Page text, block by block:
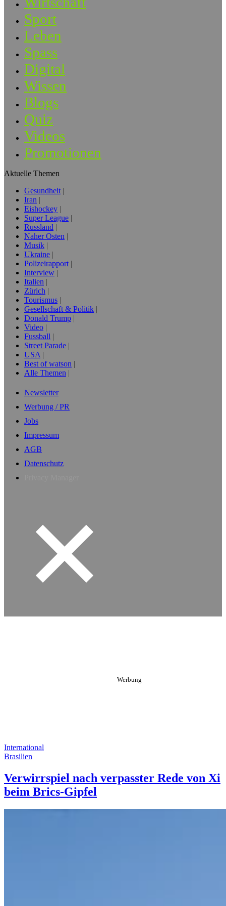
Sport
Leben
Spass
Digital
Wissen
Blogs
Quiz
Videos
Promotionen
Aktuelle Themen
Gesundheit
Iran
Eishockey
Super League
Russland
Naher Osten
Musik
Ukraine
Polizeirapport
Interview
Italien
Zürich
Tourismus
Gesellschaft & Politik
Donald Trump
Video
Fussball
Street Parade
USA
Best of watson
Alle Themen
Newsletter
Werbung / PR
Jobs
Impressum
AGB
Datenschutz
International
Brasilien
Verwirrspiel nach verpasster Rede von Xi
beim Brics-Gipfel